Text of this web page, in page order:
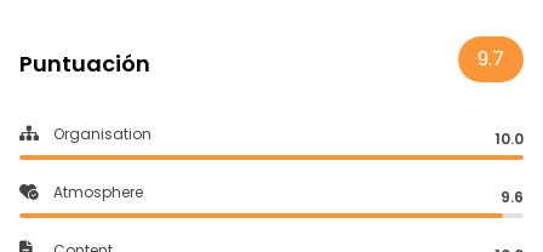
Puntuación 9.7
Organisation 10.0
Atmosphere 9.6